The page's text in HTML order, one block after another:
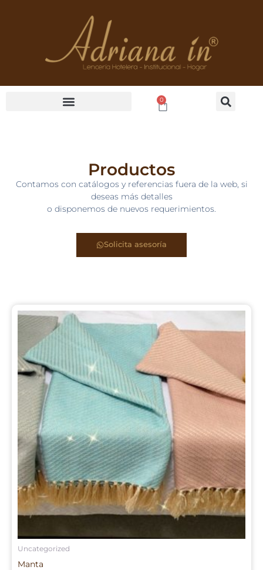
0
Cart
Productos
Contamos con catálogos y referencias fuera de la web, si
deseas más detalles
o disponemos de nuevos requerimientos.
Solicita asesoría
Uncategorized
Manta